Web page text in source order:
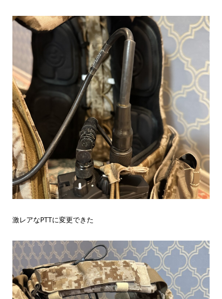
激レアなPTTに変更できた